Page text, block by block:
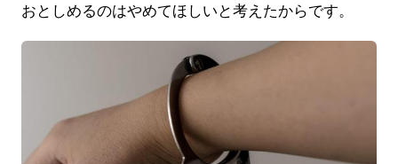
おとしめるのはやめてほしいと考えたからです。